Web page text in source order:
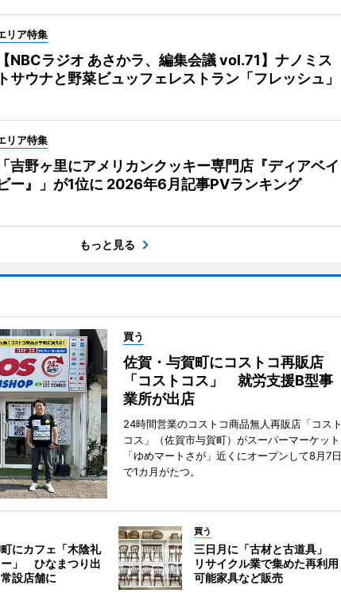
リア特集
【NBCラジオ あさかラ、編集会議 vol.71】ナノミス
トサウナと野菜ビュッフェレストラン「フレッシュ」
リア特集
「吉野ヶ里にアメリカンクッキー専門店『ディアベイ
ー』」が1位に 2026年6月記事PVランキング
もっと見る
買う
佐賀・与賀町にコストコ再販店
「コストコス」 就労支援B型事
業所が出店
24時間営業のコストコ商品無人再販店「コスト
コス」（佐賀市与賀町）がスーパーマーケット
「ゆめマートさが」近くにオープンして8月7日
で1カ月がたつ。
にカフェ「木陰礼
ー」 ひなまつり出
設店舗に
買う
三日月に「古材と古道具」
リサイクル業で集めた再利用
可能家具など販売